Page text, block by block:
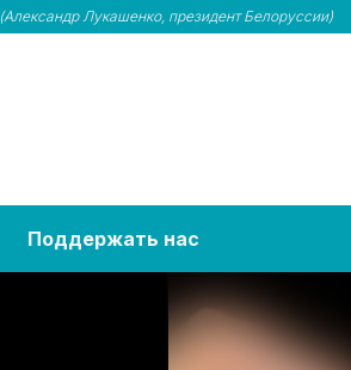
(Александр Лукашенко, президент Белоруссии)
Поддержать нас